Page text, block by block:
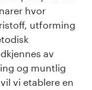
hvor
utforming
av
og muntlig
vi etablere en